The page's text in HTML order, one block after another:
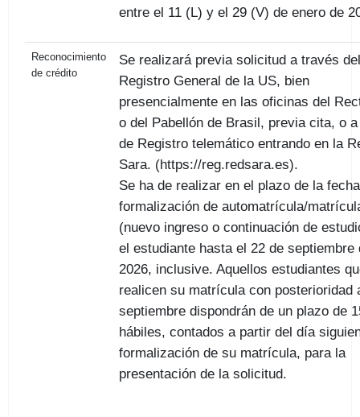
entre el 11 (L) y el 29 (V) de enero de
Reconocimiento
de crédito
Se realizará previa solicitud a través del
Registro General de la US, bien
presencialmente en las oficinas del
o del Pabellón de Brasil, previa cita, o
de Registro telemático entrando en la
Sara. (https://reg.redsara.es).
Se ha de realizar en el plazo de la
formalización de automatrícula/
(nuevo ingreso o continuación de
el estudiante hasta el 22 de septiembre
2026, inclusive. Aquellos estudiantes
realicen su matrícula con posterioridad
septiembre dispondrán de un plazo de
hábiles, contados a partir del día
formalización de su matrícula, para la
presentación de la solicitud.